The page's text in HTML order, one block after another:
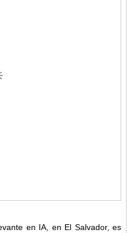
en IA, en El Salvador, es